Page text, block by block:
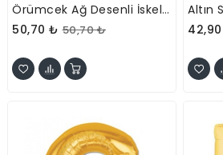
Örümcek Ağ Desenli İskelet Folyo Balon
50,70 ₺ 50,70 ₺